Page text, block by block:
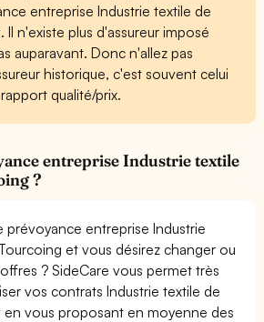
entreprise Industrie textile de
Il n'existe plus d'assureur imposé
auparavant. Donc n'allez pas
historique, c'est souvent celui
qualité/prix.
entreprise Industrie textile
?
prévoyance entreprise Industrie
et vous désirez changer ou
? SideCare vous permet très
vos contrats Industrie textile de
en vous proposant en moyenne des